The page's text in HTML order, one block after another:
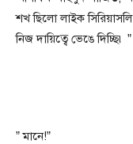
শখ ছিলো লাইক
নিজ দায়িত্বে ভেঙে দিচ্ছি৷ ”
” মানে!”